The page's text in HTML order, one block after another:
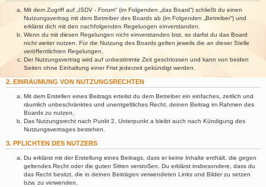
Mit dem Zugriff auf „ISDV - Forum“ (im Folgenden „das Board“) schließt du einen
Nutzungsvertrag mit dem Betreiber des Boards ab (im Folgenden „Betreiber“) und
erklärst dich mit den nachfolgenden Regelungen einverstanden.
Wenn du mit diesen Regelungen nicht einverstanden bist, so darfst du das Board
nicht weiter nutzen. Für die Nutzung des Boards gelten jeweils die an dieser Stelle
veröffentlichten Regelungen.
Der Nutzungsvertrag wird auf unbestimmte Zeit geschlossen und kann von beiden
Seiten ohne Einhaltung einer Frist jederzeit gekündigt werden.
2. EINRÄUMUNG VON NUTZUNGSRECHTEN
Mit dem Erstellen eines Beitrags erteilst du dem Betreiber ein einfaches, zeitlich und
räumlich unbeschränktes und unentgeltliches Recht, deinen Beitrag im Rahmen des
Boards zu nutzen.
Das Nutzungsrecht nach Punkt 2, Unterpunkt a bleibt auch nach Kündigung des
Nutzungsvertrages bestehen.
3. PFLICHTEN DES NUTZERS
Du erklärst mit der Erstellung eines Beitrags, dass er keine Inhalte enthält, die gegen
geltendes Recht oder die guten Sitten verstoßen. Du erklärst insbesondere, dass du
das Recht besitzt, die in deinen Beiträgen verwendeten Links und Bilder zu setzen
bzw. zu verwenden.